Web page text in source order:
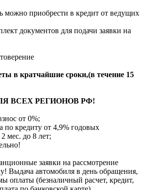
можно приобрести в кредит от ведущих
документов для подачи заявки на
в кратчайшие сроки,(в течение 15
ВСЕХ РЕГИОНОВ РФ!
от 0%;
по кредиту от 4,9% годовых
мес. до 8 лет;
заявки на рассмотрение
Выдача автомобиля в день обращения,
оплаты (безналичный расчет, кредит,